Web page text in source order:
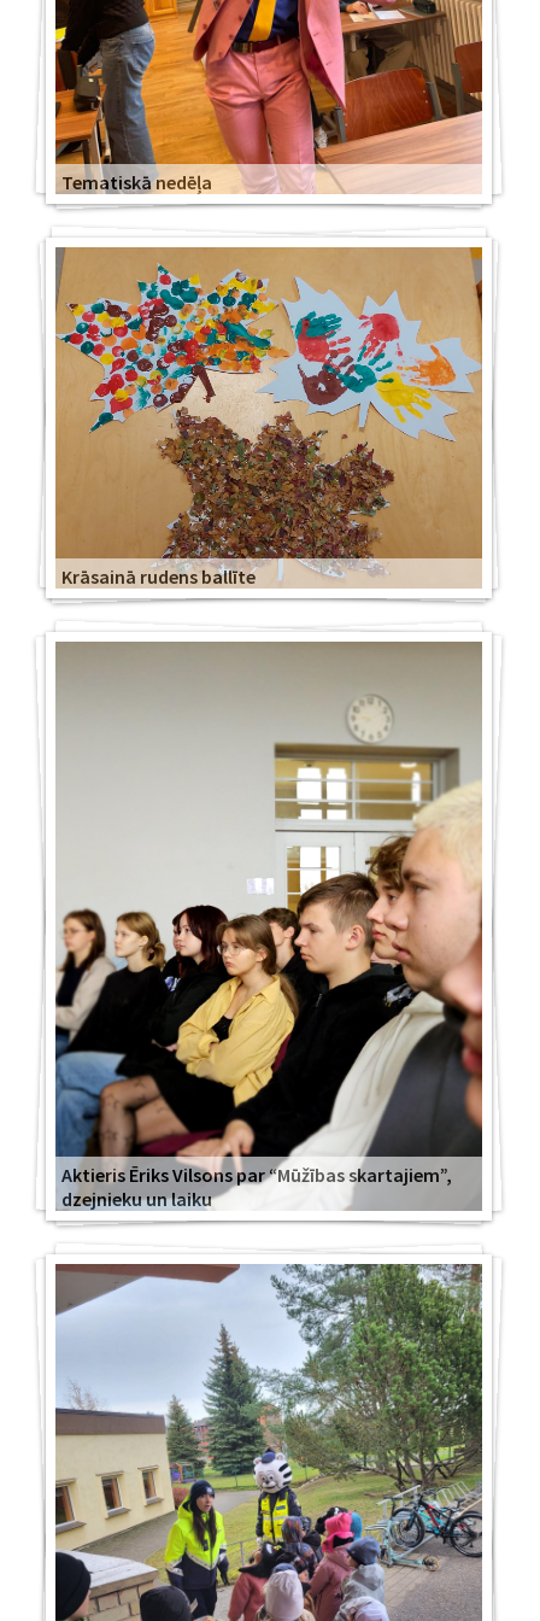
Tematiskā nedēļa
Krāsainā rudens ballīte
Aktieris Ēriks Vilsons par “Mūžības skartajiem”,
dzejnieku un laiku